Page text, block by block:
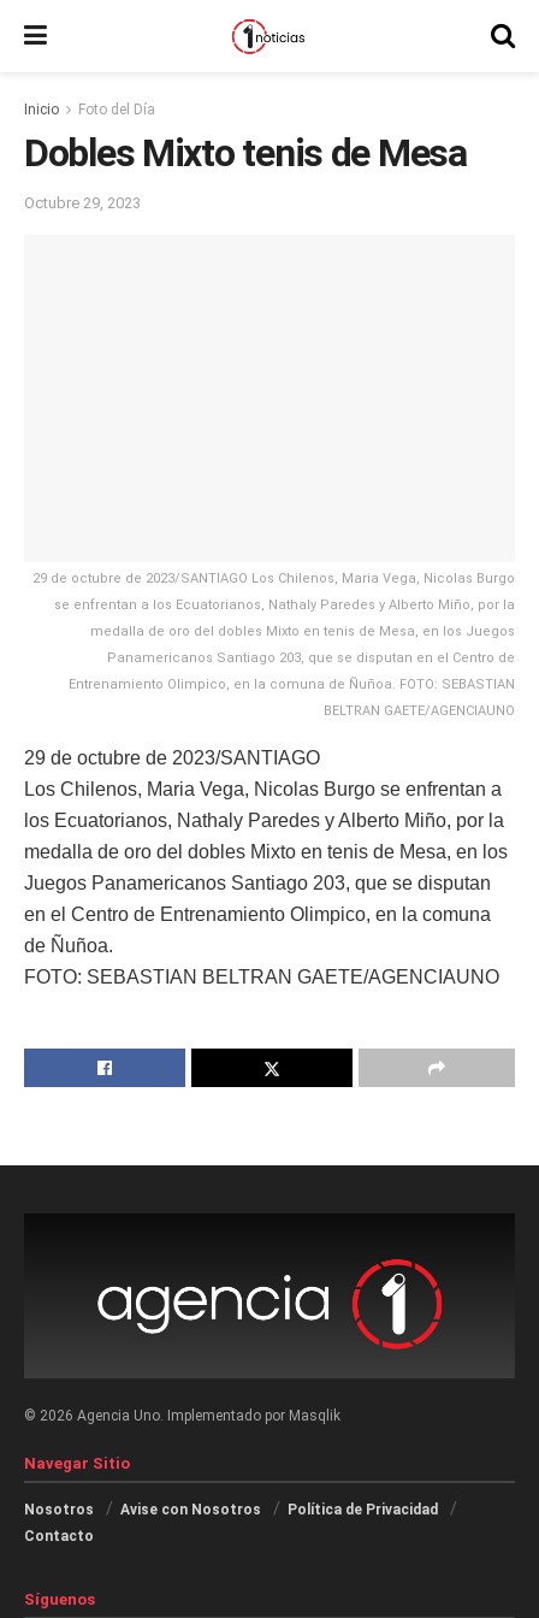
Inicio Foto del Día
Dobles Mixto tenis de Mesa
Octubre 29, 2023
29 de octubre de 2023/SANTIAGO Los Chilenos, Maria Vega, Nicolas Burgo
se enfrentan a los Ecuatorianos, Nathaly Paredes y Alberto Miño, por la
medalla de oro del dobles Mixto en tenis de Mesa, en los Juegos
Panamericanos Santiago 203, que se disputan en el Centro de
Entrenamiento Olimpico, en la comuna de Ñuñoa. FOTO: SEBASTIAN
BELTRAN GAETE/AGENCIAUNO
29 de octubre de 2023/SANTIAGO
Los Chilenos, Maria Vega, Nicolas Burgo se enfrentan a
los Ecuatorianos, Nathaly Paredes y Alberto Miño, por la
medalla de oro del dobles Mixto en tenis de Mesa, en los
Juegos Panamericanos Santiago 203, que se disputan
en el Centro de Entrenamiento Olimpico, en la comuna
de Ñuñoa.
FOTO: SEBASTIAN BELTRAN GAETE/AGENCIAUNO
© 2026 Agencia Uno. Implementado por Masqlik
Navegar Sitio
Nosotros Avise con Nosotros
Política de Privacidad
Contacto
Síguenos